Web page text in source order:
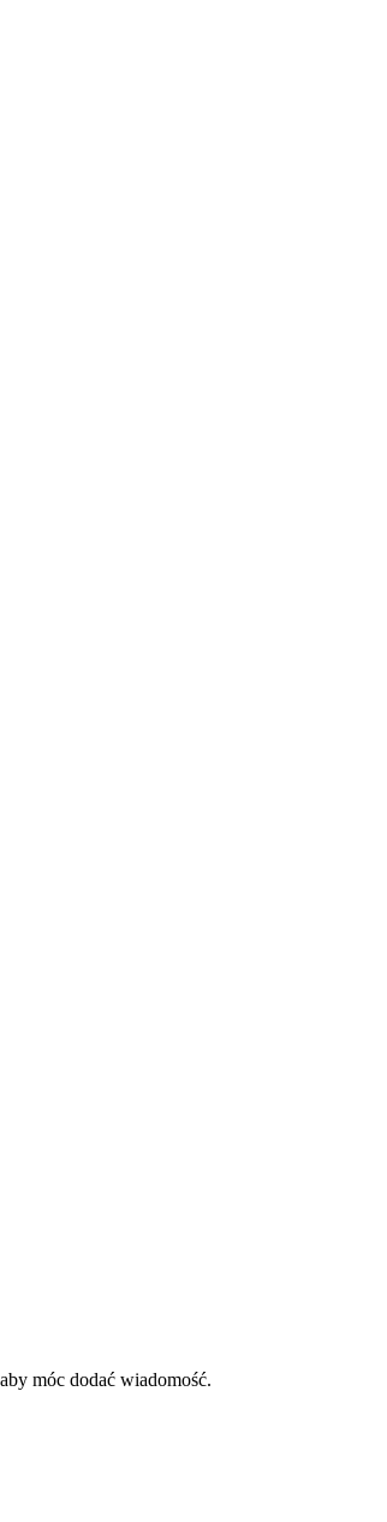
móc dodać wiadomość.